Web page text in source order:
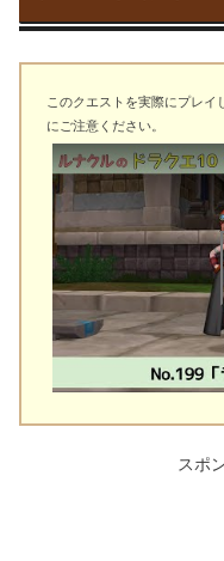
このクエストを実際にプレイ
にご注意ください。
スポ